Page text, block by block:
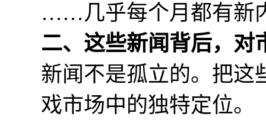
……几乎每个月都有新
二、这些新闻背后，对
新闻不是孤立的。把这
戏市场中的独特定位。